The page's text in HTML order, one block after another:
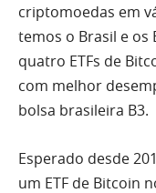
criptomoedas em
temos o Brasil e os
quatro ETFs de
com melhor
bolsa brasileira B3.
Esperado desde
um ETF de Bitcoin